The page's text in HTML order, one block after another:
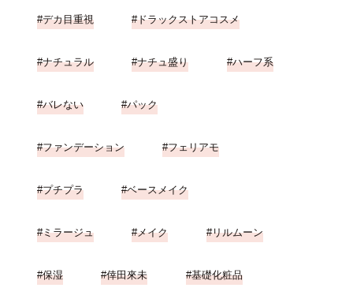
デカ目重視 ドラックストアコスメ
ナチュラル ナチュ盛り ハーフ系
バレない パック
ファンデーション フェリアモ
プチプラ ベースメイク
ミラージュ メイク リルムーン
保湿 倖田來未 基礎化粧品